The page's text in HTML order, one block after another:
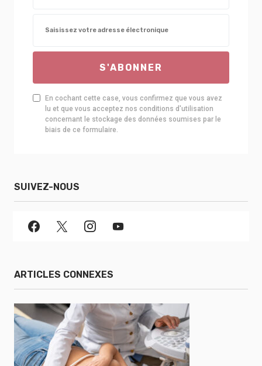
S'ABONNER
En cochant cette case, vous confirmez que vous avez
lu et que vous acceptez nos conditions d'utilisation
concernant le stockage des données soumises par le
biais de ce formulaire.
SUIVEZ-NOUS
ARTICLES CONNEXES